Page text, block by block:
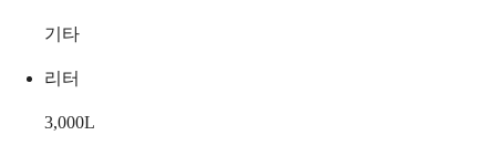
기타
리터
3,000L